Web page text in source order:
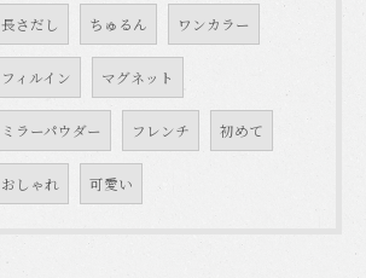
長さだし ちゅるん ワンカラー
フィルイン マグネット
ミラーパウダー フレンチ 初めて
おしゃれ 可愛い